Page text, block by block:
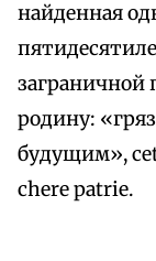
найденная
заграничной
родину:
будущим»,
chere patrie.